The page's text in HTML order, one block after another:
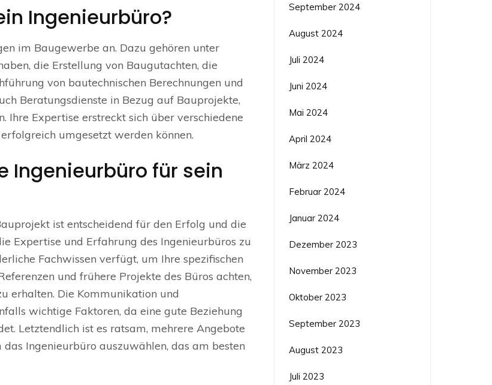
Ingenieurbüro?
im Baugewerbe an. Dazu gehören unter
die Erstellung von Baugutachten, die
von bautechnischen Berechnungen und
Beratungsdienste in Bezug auf Bauprojekte,
Ihre Expertise erstreckt sich über verschiedene
umgesetzt werden können.
Ingenieurbüro für sein
ist entscheidend für den Erfolg und die
Expertise und Erfahrung des Ingenieurbüros zu
Fachwissen verfügt, um Ihre spezifischen
und frühere Projekte des Büros achten,
erhalten. Die Kommunikation und
wichtige Faktoren, da eine gute Beziehung
Letztendlich ist es ratsam, mehrere Angebote
Ingenieurbüro auszuwählen, das am besten
September 2024
August 2024
Juli 2024
Juni 2024
Mai 2024
April 2024
März 2024
Februar 2024
Januar 2024
Dezember 2023
November 2023
Oktober 2023
September 2023
August 2023
Juli 2023